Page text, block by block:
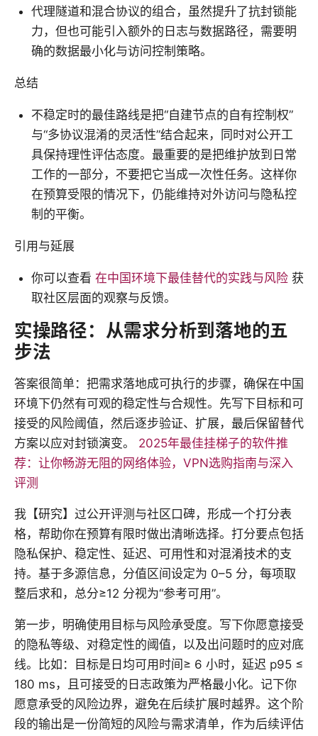
代理隧道和混合协议的组合，虽然提升了抗封锁能
力，但也可能引入额外的日志与数据路径，需要明
确的数据最小化与访问控制策略。
总结
不稳定时的最佳路线是把“自建节点的自有控制权”
与“多协议混淆的灵活性”结合起来，同时对公开工
具保持理性评估态度。最重要的是把维护放到日常
工作的一部分，不要把它当成一次性任务。这样你
在预算受限的情况下，仍能维持对外访问与隐私控
制的平衡。
引用与延展
你可以查看 在中国环境下最佳替代的实践与风险 获
取社区层面的观察与反馈。
实操路径：从需求分析到落地的五
步法
答案很简单：把需求落地成可执行的步骤，确保在中国
环境下仍然有可观的稳定性与合规性。先写下目标和可
接受的风险阈值，然后逐步验证、扩展，最后保留替代
方案以应对封锁演变。 2025年最佳挂梯子的软件推
荐：让你畅游无阻的网络体验，VPN选购指南与深入
评测
我【研究】过公开评测与社区口碑，形成一个打分表
格，帮助你在预算有限时做出清晰选择。打分要点包括
隐私保护、稳定性、延迟、可用性和对混淆技术的支
持。基于多源信息，分值区间设定为 0–5 分，每项取
整后求和，总分≥12 分视为“参考可用”。
第一步，明确使用目标与风险承受度。写下你愿意接受
的隐私等级、对稳定性的阈值，以及出问题时的应对底
线。比如：目标是日均可用时间≥ 6 小时，延迟 p95 ≤
180 ms，且可接受的日志政策为严格最小化。记下你
愿意承受的风险边界，避免在后续扩展时越界。这个阶
段的输出是一份简短的风险与需求清单，作为后续评估